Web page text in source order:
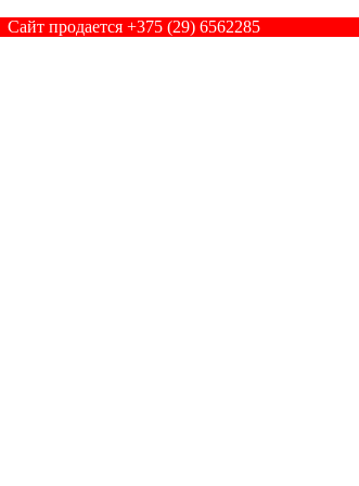
Сайт продается +375 (29) 6562285